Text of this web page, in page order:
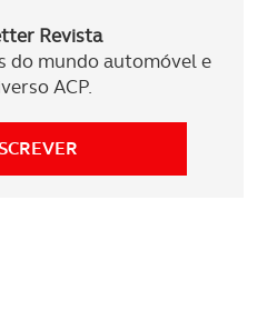
Revista
do mundo automóvel e
ACP.